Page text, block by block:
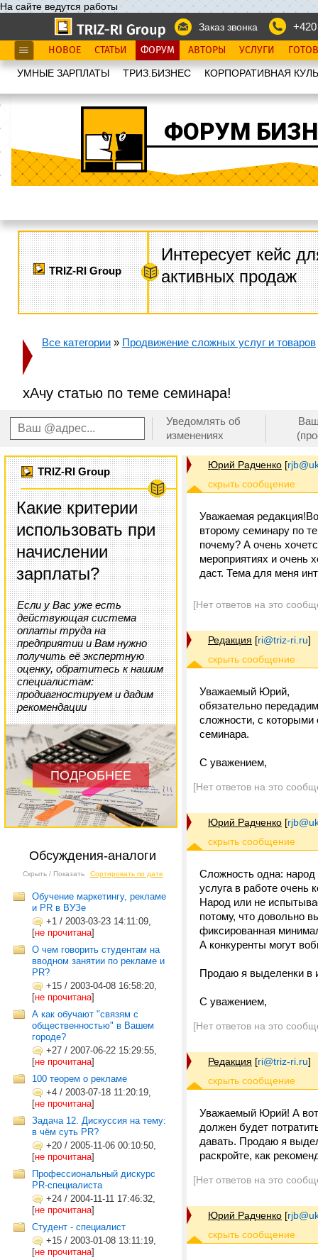
На сайте ведутся работы
Заказ звонка
НОВОЕ СТАТЬИ ФОРУМ АВТОРЫ УСЛУГИ
УМНЫЕ ЗАРПЛАТЫ ТРИЗ.БИЗНЕС КОРПОРАТИВНАЯ
ФОРУМ
TRIZ-RI Group
Интересует кейс
активных продаж
Все категории » Продвижение сложных услуг и товаров
хАчу статью по теме семинара!
Уведомлять об
изменениях
TRIZ-RI Group
Какие критерии
использовать при
начислении
зарплаты?
Если у Вас уже есть
действующая система
оплаты труда на
предприятии и Вам нужно
получить её экспертную
оценку, обратитесь к нашим
специалистам:
продиагностируем и дадим
рекомендации
ПОДРОБНЕЕ
Обсуждения-аналоги
Скрыть / Показать Сортировать по дате
Обучение маркетингу, рекламе
и PR в ВУЗе
+1 / 2003-03-23 14:11:09,
[не прочитана]
О чем говорить студентам на
вводном занятии по рекламе и
PR?
+15 / 2003-04-08 16:58:20,
[не прочитана]
А как обучают "связям с
общественностью" в Вашем
городе?
+27 / 2007-06-22 15:29:55,
[не прочитана]
100 теорем о рекламе
+4 / 2003-07-18 11:20:19,
[не прочитана]
Задача 12. Дискуссия на тему:
в чём суть PR?
+20 / 2005-11-06 00:10:50,
[не прочитана]
Профессиональный дискурс
PR-специалиста
+24 / 2004-11-11 17:46:32,
[не прочитана]
Студент - специалист
+15 / 2003-01-08 13:11:19,
[не прочитана]
Юрий Радченко [
Уважаемая
второму семинару по
почему? А очень
мероприятиях и очень
даст. Тема для меня
[Нет ответов на это
Редакция [ri@triz-ri.ru]
Уважаемый Юрий,
обязательно
сложности, с которыми
семинара.
С уважением,
[Нет ответов на это
Юрий Радченко [
Сложность одна: народ
услуга в работе очень
Народ или не
потому, что довольно
фиксированная
А конкуренты могут
Продаю я выделенки в
С уважением,
[Нет ответов на это
Редакция [ri@triz-ri.ru]
Уважаемый Юрий! А вот
должен будет
давать. Продаю я
раскройте, как
[Нет ответов на это
Юрий Радченко [